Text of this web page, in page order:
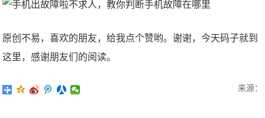
原创不易，喜欢的朋友，给我点个赞哟。谢谢，今天码子就到
这里，感谢朋友们的阅读。
来源：